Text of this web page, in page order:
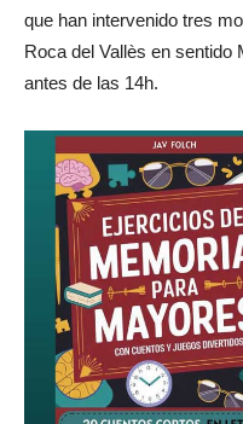
que han intervenido tres
Roca del Vallès en sentido
antes de las 14h.